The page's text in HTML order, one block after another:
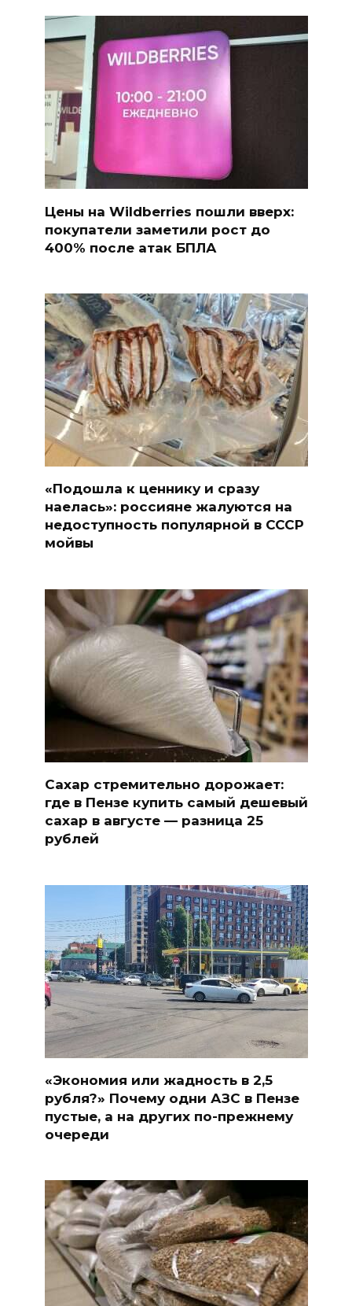
Цены на Wildberries пошли вверх:
покупатели заметили рост до
400% после атак БПЛА
«Подошла к ценнику и сразу
наелась»: россияне жалуются на
недоступность популярной в СССР
мойвы
Сахар стремительно дорожает:
где в Пензе купить самый дешевый
сахар в августе — разница 25
рублей
«Экономия или жадность в 2,5
рубля?» Почему одни АЗС в Пензе
пустые, а на других по-прежнему
очереди